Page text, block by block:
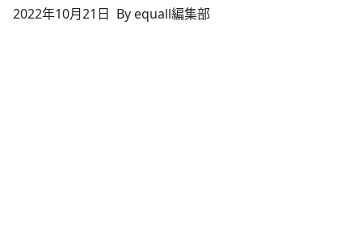
2022年10月21日 By equall編集部